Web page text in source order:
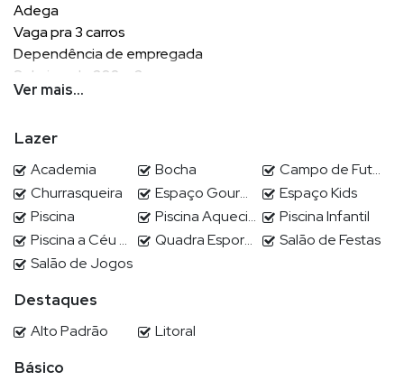
Adega
Vaga pra 3 carros
Dependência de empregada
Solarium de 208 m2
Terreno de 1000 m2
POR QUE ESCOLHER DEMIAN?
Demian Scussel Malburg, Corretor e Avaliador de imóveis de
alto padrão, lhe proporcionará completa assessoria na
Ver mais...
Lazer
Academia Bocha
Campo de Futebol
Churrasqueira
Espaço Gourmet
Espaço Kids
Piscina
Piscina Aquecida
Piscina Infantil
Piscina a Céu Aberto
Quadra Esportiva
Salão de Festas
Salão de Jogos
Destaques
Alto Padrão Litoral
Básico